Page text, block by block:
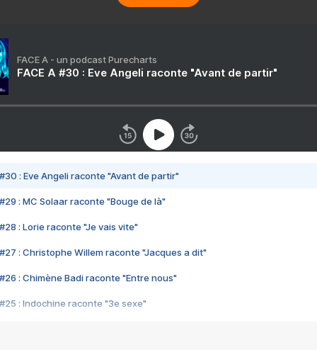
FACE A - un podcast Purecharts
FACE A #30 : Eve Angeli raconte "Avant de partir"
#30 : Eve Angeli raconte "Avant de partir"
#29 : MC Solaar raconte "Bouge de là"
#28 : Lorie raconte "Je vais vite"
#27 : Christophe Willem raconte "Jacques a dit"
#26 : Chimène Badi raconte "Entre nous"
#25 : Indochine raconte "3e sexe"